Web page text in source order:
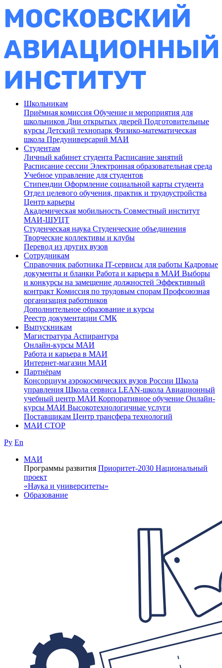
Школьникам
Приёмная комиссия Обучение и мероприятия для
школьников Дни открытых дверей Подготовительные
курсы Детский технопарк Физико-математическая
школа Предуниверсарий МАИ
Студентам
Личный кабинет студента Расписание занятий
Расписание сессии Электронная образовательная среда
Учебное управление для студентов
Стипендии Оформление социальной карты студента
Отдел целевого обучения, практик и трудоустройства
Центр карьеры
Академическая мобильность Совместный институт
МАИ-ШУЦТ
Студенческая наука Студенческие объединения
Творческие коллективы и клубы
Перевод из других вузов
Сотрудникам
Cправочник работника IT-сервисы для работы Кадровые
документы и бланки Работа и карьера в МАИ Выборы
и конкурсы на замещение должностей Эффективный
контракт Комиссия по трудовым спорам Профсоюзная
организация работников
Дополнительное образование и курсы
Реестр документации СМК
Выпускникам
Магистратура Аспирантура
Онлайн-курсы МАИ
Работа и карьера в МАИ
Интернет-магазин МАИ
Партнёрам
Консорциум аэрокосмических вузов России Школа
управления Школа сервиса LEAN-школа Авиационный
учебный центр МАИ Корпоративное обучение Онлайн-
курсы МАИ Высокотехнологичные услуги
Поставщикам Центр трансфера технологий
МАИ СТОР
Ру En
МАИ
Программы развития Приоритет-2030 Национальный
проект
«Наука и университеты»
Образование